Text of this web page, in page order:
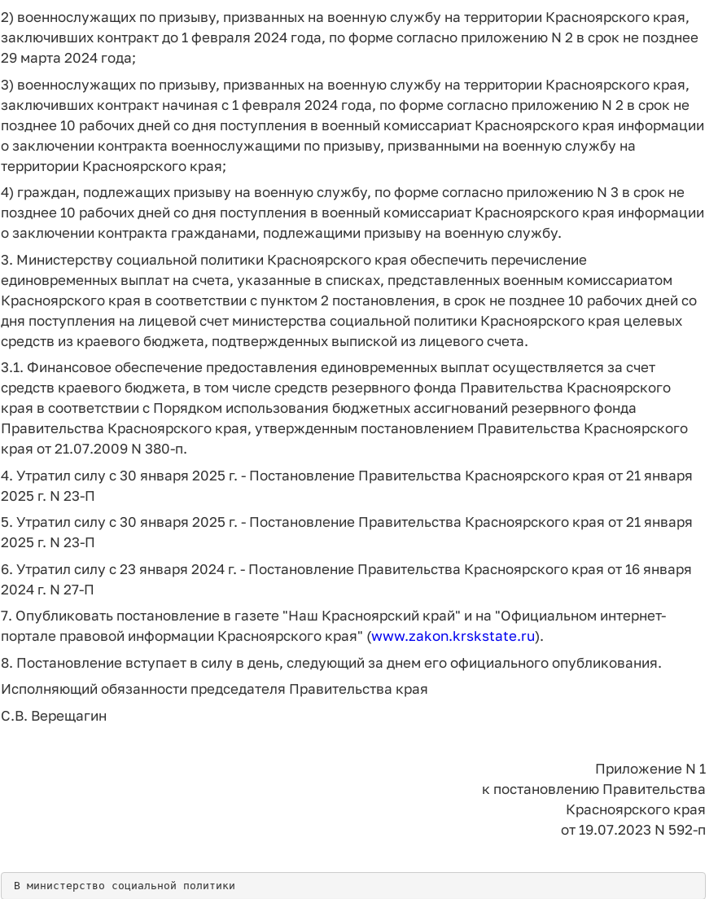
2) военнослужащих по призыву, призванных на военную службу на территории Красноярского края,
заключивших контракт до 1 февраля 2024 года, по форме согласно приложению N 2 в срок не позднее
29 марта 2024 года;
3) военнослужащих по призыву, призванных на военную службу на территории Красноярского края,
заключивших контракт начиная с 1 февраля 2024 года, по форме согласно приложению N 2 в срок не
позднее 10 рабочих дней со дня поступления в военный комиссариат Красноярского края информации
о заключении контракта военнослужащими по призыву, призванными на военную службу на
территории Красноярского края;
4) граждан, подлежащих призыву на военную службу, по форме согласно приложению N 3 в срок не
позднее 10 рабочих дней со дня поступления в военный комиссариат Красноярского края информации
о заключении контракта гражданами, подлежащими призыву на военную службу.
3. Министерству социальной политики Красноярского края обеспечить перечисление
единовременных выплат на счета, указанные в списках, представленных военным комиссариатом
Красноярского края в соответствии с пунктом 2 постановления, в срок не позднее 10 рабочих дней со
дня поступления на лицевой счет министерства социальной политики Красноярского края целевых
средств из краевого бюджета, подтвержденных выпиской из лицевого счета.
3.1. Финансовое обеспечение предоставления единовременных выплат осуществляется за счет
средств краевого бюджета, в том числе средств резервного фонда Правительства Красноярского
края в соответствии с Порядком использования бюджетных ассигнований резервного фонда
Правительства Красноярского края, утвержденным постановлением Правительства Красноярского
края от 21.07.2009 N 380-п.
4. Утратил силу с 30 января 2025 г. - Постановление Правительства Красноярского края от 21 января
2025 г. N 23-П
5. Утратил силу с 30 января 2025 г. - Постановление Правительства Красноярского края от 21 января
2025 г. N 23-П
6. Утратил силу с 23 января 2024 г. - Постановление Правительства Красноярского края от 16 января
2024 г. N 27-П
7. Опубликовать постановление в газете "Наш Красноярский край" и на "Официальном интернет-
портале правовой информации Красноярского края" (www.zakon.krskstate.ru).
8. Постановление вступает в силу в день, следующий за днем его официального опубликования.
Исполняющий обязанности председателя Правительства края
С.В. Верещагин
Приложение N 1
к постановлению Правительства
Красноярского края
от 19.07.2023 N 592-п
В министерство социальной политики